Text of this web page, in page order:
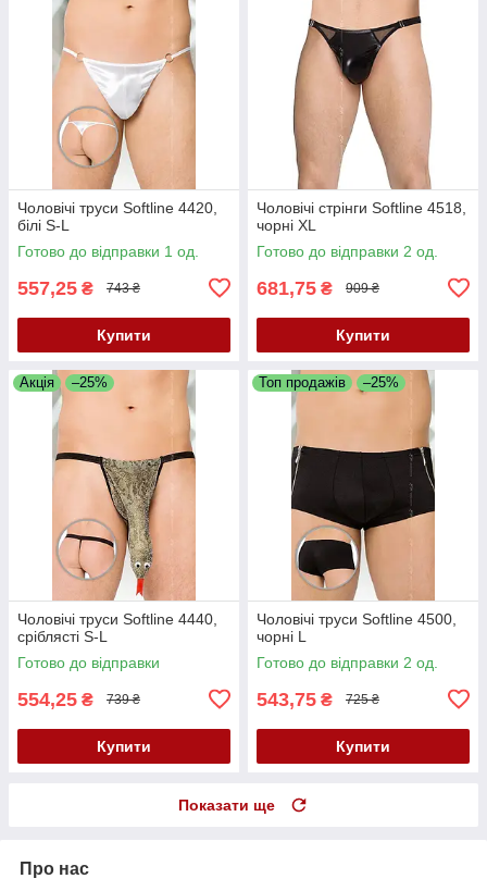
Чоловічі труси Softline 4420,
білі S-L
Готово до відправки 1 од.
557,25 ₴ 743 ₴
Купити
Чоловічі стрінги Softline 4518,
чорні XL
Готово до відправки 2 од.
681,75 ₴ 909 ₴
Купити
Акція –25%
Чоловічі труси Softline 4440,
сріблясті S-L
Готово до відправки
554,25 ₴ 739 ₴
Купити
Топ продажів –25%
Чоловічі труси Softline 4500,
чорні L
Готово до відправки 2 од.
543,75 ₴ 725 ₴
Купити
Показати ще
Про нас